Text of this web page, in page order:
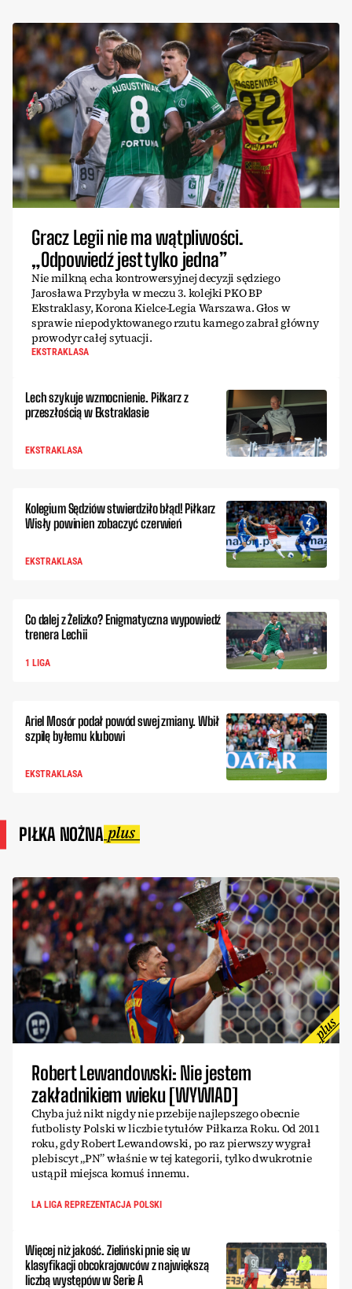
Gracz Legii nie ma wątpliwości.
„Odpowiedź jest tylko jedna”
Nie milkną echa kontrowersyjnej decyzji sędziego
Jarosława Przybyła w meczu 3. kolejki PKO BP
Ekstraklasy, Korona Kielce-Legia Warszawa. Głos w
sprawie niepodyktowanego rzutu karnego zabrał główny
prowodyr całej sytuacji.
EKSTRAKLASA
Lech szykuje wzmocnienie. Piłkarz z
przeszłością w Ekstraklasie
EKSTRAKLASA
Kolegium Sędziów stwierdziło błąd! Piłkarz
Wisły powinien zobaczyć czerwień
EKSTRAKLASA
Co dalej z Żelizko? Enigmatyczna wypowiedź
trenera Lechii
1 LIGA
Ariel Mosór podał powód swej zmiany. Wbił
szpilę byłemu klubowi
EKSTRAKLASA
PIŁKA NOŻNA
Robert Lewandowski: Nie jestem
zakładnikiem wieku [WYWIAD]
Chyba już nikt nigdy nie przebije najlepszego obecnie
futbolisty Polski w liczbie tytułów Piłkarza Roku. Od 2011
roku, gdy Robert Lewandowski, po raz pierwszy wygrał
plebiscyt „PN” właśnie w tej kategorii, tylko dwukrotnie
ustąpił miejsca komuś innemu.
LA LIGA REPREZENTACJA POLSKI
Więcej niż jakość. Zieliński pnie się w
klasyfikacji obcokrajowców z największą
liczbą występów w Serie A